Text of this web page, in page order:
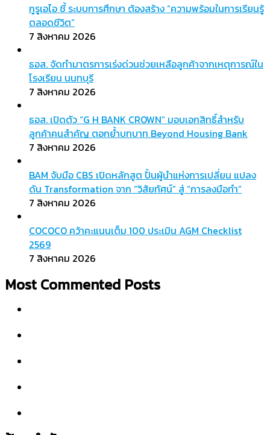
กูรูเอไอ ชี้ ระบบการศึกษา ต้องสร้าง “ความพร้อมในการเรียนรู้
ตลอดชีวิต”
7 สิงหาคม 2026
ธอส. จัดทำมาตรการเร่งด่วนช่วยเหลือลูกค้าจากเหตุการณ์ใน
โรงเรียน นนทบุรี
7 สิงหาคม 2026
ธอส. เปิดตัว “G H BANK CROWN” มอบเอกสิทธิ์สำหรับ
ลูกค้าคนสำคัญ ตอกย้ำบทบาท Beyond Housing Bank
7 สิงหาคม 2026
BAM จับมือ CBS เปิดหลักสูต ปั้นผู้นำแห่งการเปลี่ยน แปลง
ดัน Transformation จาก “วิสัยทัศน์” สู่ “การลงมือทำ”
7 สิงหาคม 2026
COCOCO คว้าคะแนนเต็ม 100 ประเมิน AGM Checklist
2569
7 สิงหาคม 2026
Most Commented Posts